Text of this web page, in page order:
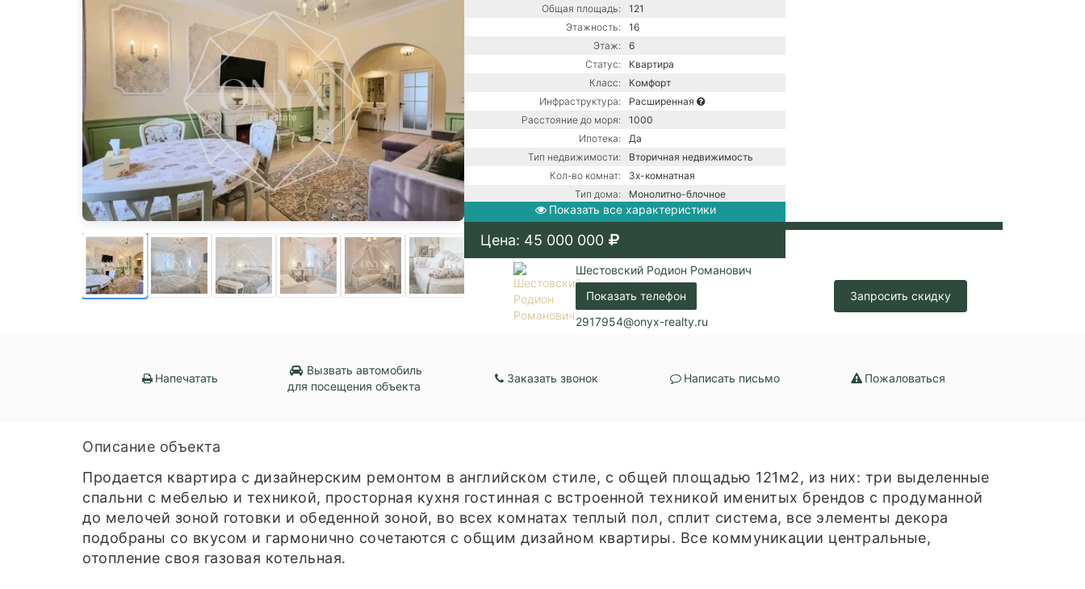
Общая площадь:
121
Этажность:
16
Этаж:
6
Статус:
Квартира
Класс:
Комфорт
Инфраструктура:
Расширенная
Расстояние до моря:
1000
Ипотека:
Да
Тип недвижимости:
Вторичная недвижимость
Кол-во комнат:
3х-комнатная
Тип дома:
Монолитно-блочное
Ремонт:
С ремонтом
Коммуникации:
водоснабжение
Показать все характеристики
Цена: 45 000 000
Шестовский Родион Романович
Показать телефон
2917954@onyx-realty.ru
Запросить скидку
Напечатать
Вызвать автомобиль
для посещения объекта
Заказать звонок Написать письмо Пожаловаться
Описание объекта
Продается квартира с дизайнерским ремонтом в английском стиле, с общей площадью 121м2, из них: три выделенные
спальни с мебелью и техникой, просторная кухня гостинная с встроенной техникой именитых брендов с продуманной
до мелочей зоной готовки и обеденной зоной, во всех комнатах теплый пол, сплит система, все элементы декора
подобраны со вкусом и гармонично сочетаются с общим дизайном квартиры. Все коммуникации центральные,
отопление своя газовая котельная.